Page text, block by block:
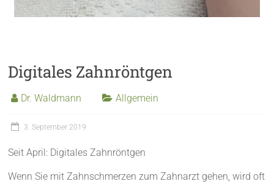
Digitales Zahnröntgen
Dr. Waldmann Allgemein
3. September 2019
Seit April: Digitales Zahnröntgen
Wenn Sie mit Zahnschmerzen zum Zahnarzt gehen, wird oft